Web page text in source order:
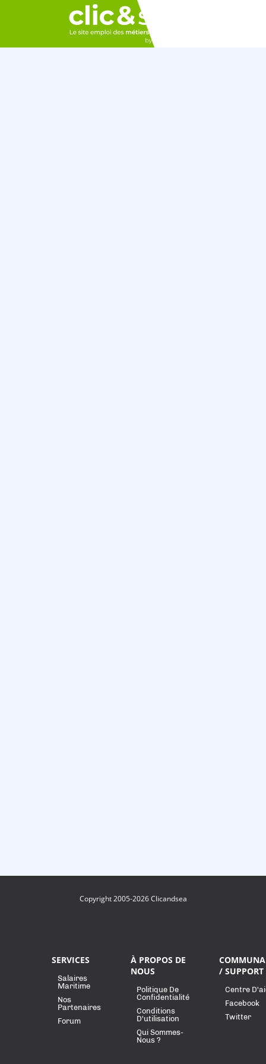
Copyright 2005-2026 Clicandsea
SERVICES
Salaires
Maritime
Nos
Partenaires
Forum
À PROPOS DE
NOUS
Politique De
Confidentialité
Conditions
D'utilisation
Qui Sommes-
Nous ?
/ SUPPORT
Centre
Facebook
Twitter